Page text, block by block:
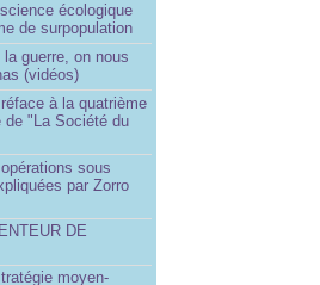
écologique
de surpopulation
la guerre, on nous
(vidéos)
à la quatrième
de "La Société du
sous
par Zorro
DE
moyen-